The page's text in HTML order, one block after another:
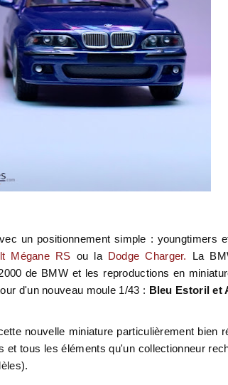
un positionnement simple : youngtimers
Mégane RS ou la Dodge Charger.
La
de BMW et les reproductions en
d'un nouveau moule 1/43 : Bleu Estoril et
nouvelle miniature particulièrement bien
tous les éléments qu'un collectionneur